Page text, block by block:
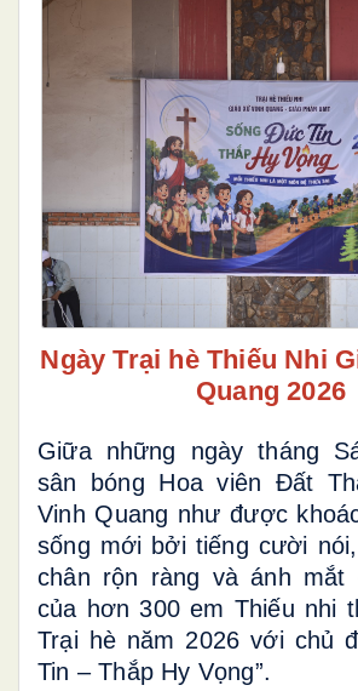
Ngày Trại hè Thiếu Nhi
Quang 2026
Giữa những ngày tháng
sân bóng Hoa viên Đất
Vinh Quang như được
sống mới bởi tiếng cười
chân rộn ràng và ánh mắt
của hơn 300 em Thiếu nhi
Trại hè năm 2026 với chủ
Tin – Thắp Hy Vọng”.